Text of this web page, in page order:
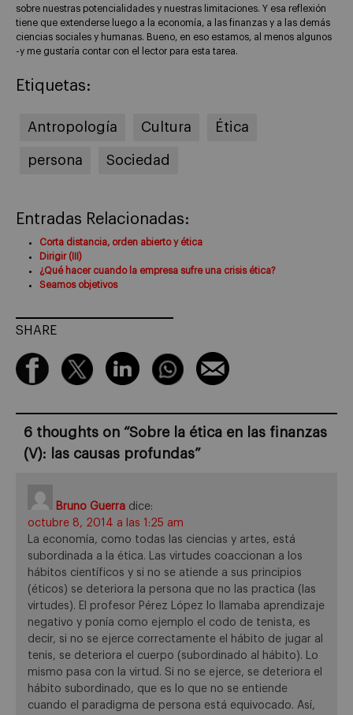
sobre nuestras potencialidades y nuestras limitaciones. Y esa reflexión
tiene que extenderse luego a la economía, a las finanzas y a las demás
ciencias sociales y humanas. Bueno, en eso estamos, al menos algunos
-y me gustaría contar con el lector para esta tarea.
Etiquetas:
Antropología Cultura Ética
persona Sociedad
Entradas Relacionadas:
Corta distancia, orden abierto y ética
Dirigir (III)
¿Qué hacer cuando la empresa sufre una crisis ética?
Seamos objetivos
SHARE
6 thoughts on “Sobre la ética en las finanzas
(V): las causas profundas”
Bruno Guerra dice:
octubre 8, 2014 a las 1:25 am
La economía, como todas las ciencias y artes, está
subordinada a la ética. Las virtudes coaccionan a los
hábitos científicos y si no se atiende a sus principios
(éticos) se deteriora la persona que no las practica (las
virtudes). El profesor Pérez López lo llamaba aprendizaje
negativo y ponía como ejemplo el codo de tenista, es
decir, si no se ejerce correctamente el hábito de jugar al
tenis, se deteriora el cuerpo (subordinado al hábito). Lo
mismo pasa con la virtud. Si no se ejerce, se deteriora el
hábito subordinado, que es lo que no se entiende
cuando el paradigma de persona está equivocado. Así,